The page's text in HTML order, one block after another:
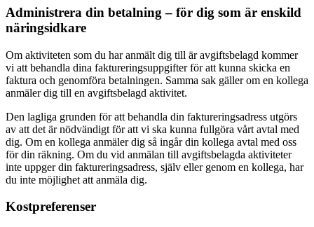
Administrera din betalning – för dig som är enskild
näringsidkare
Om aktiviteten som du har anmält dig till är avgiftsbelagd kommer
vi att behandla dina faktureringsuppgifter för att kunna skicka en
faktura och genomföra betalningen. Samma sak gäller om en kollega
anmäler dig till en avgiftsbelagd aktivitet.
Den lagliga grunden för att behandla din faktureringsadress utgörs
av att det är nödvändigt för att vi ska kunna fullgöra vårt avtal med
dig. Om en kollega anmäler dig så ingår din kollega avtal med oss
för din räkning. Om du vid anmälan till avgiftsbelagda aktiviteter
inte uppger din faktureringsadress, själv eller genom en kollega, har
du inte möjlighet att anmäla dig.
Kostpreferenser